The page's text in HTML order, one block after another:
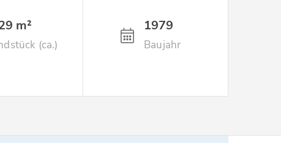
m²
(ca.)
1979
Baujahr